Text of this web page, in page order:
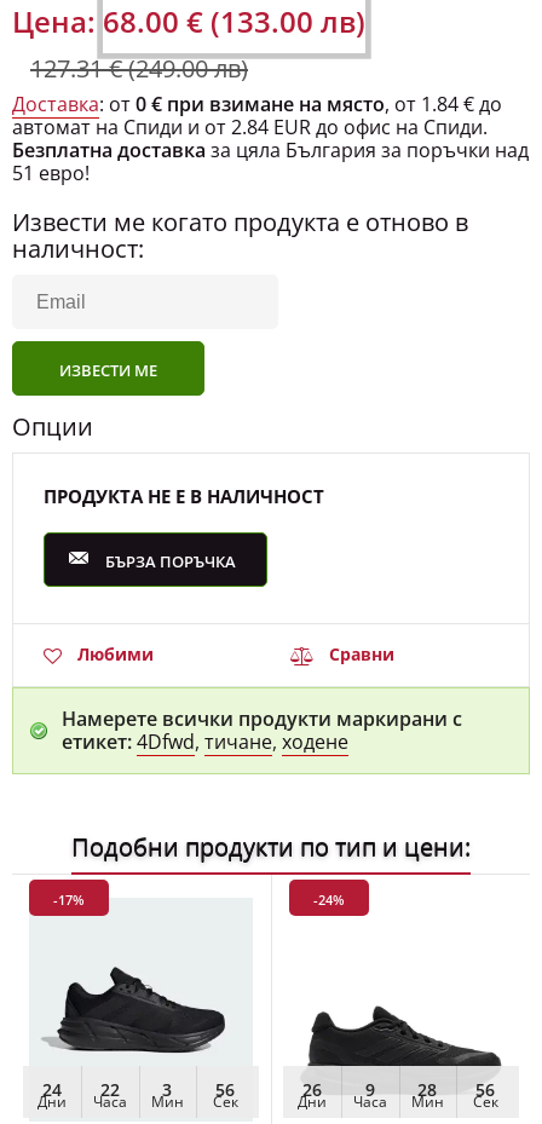
Цена: 68.00 € (133.00 лв)
127.31 € (249.00 лв)
Доставка: от0 € при взимане на място, от 1.84 € до
автомат на Спиди и от 2.84 EUR до офис на Спиди.
Безплатна доставка за цяла България за поръчки над
51 евро!
Извести ме когато продукта е отново в
наличност:
ИЗВЕСТИ МЕ
Опции
ПРОДУКТА НЕ Е В НАЛИЧНОСТ
БЪРЗА ПОРЪЧКА
Любими Сравни
Намерете всички продукти маркирани с
етикет:4Dfwd, тичане, ходене
Подобни продукти по тип и цени:
-17%
24
Дни
22
Часа
3
Мин
55
Сек
-24%
26
Дни
9
Часа
28
Мин
55
Сек